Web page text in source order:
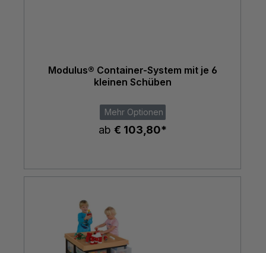
Modulus® Container-System mit je 6
kleinen Schüben
Mehr Optionen
ab € 103,80*